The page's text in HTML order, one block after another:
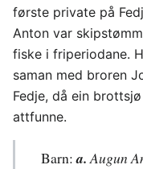
første private på
Anton var
fiske i friperiodane.
saman med broren
Fedje, då ein
attfunne.
Barn:a. Augun